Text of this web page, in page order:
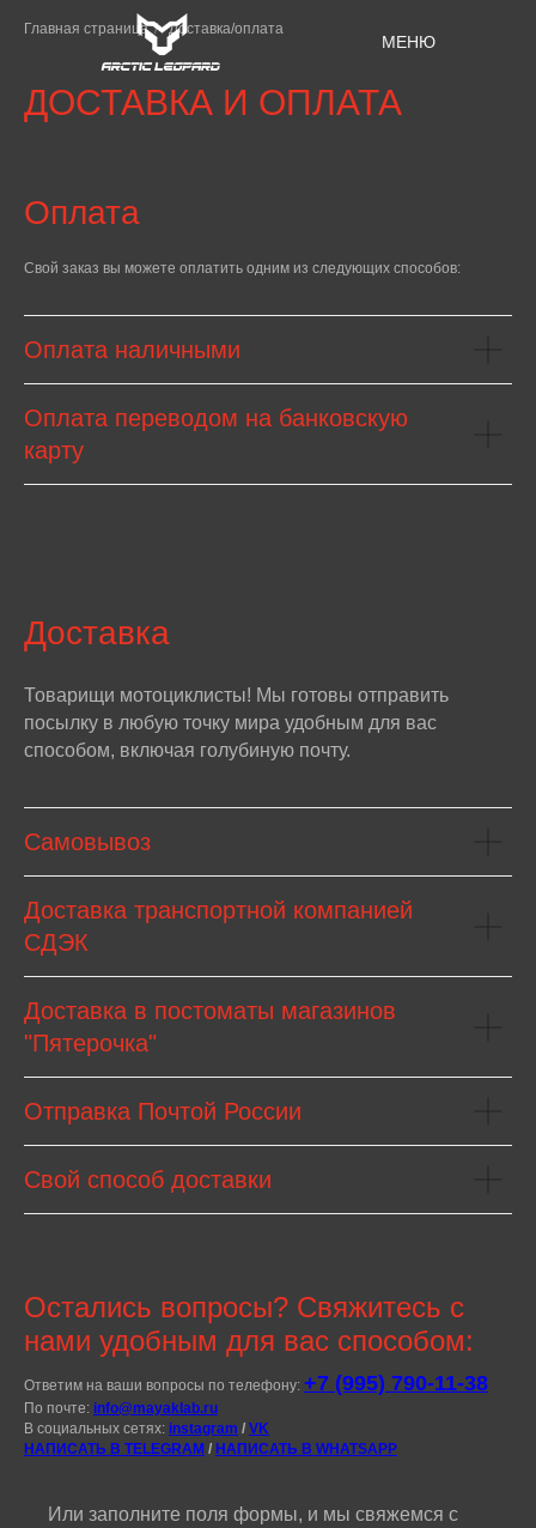
МЕНЮ
Главная страница / Доставка/оплата
ДОСТАВКА И ОПЛАТА
Оплата
Свой заказ вы можете оплатить одним из следующих способов:
Оплата наличными
Оплата переводом на банковскую
карту
Доставка
Товарищи мотоциклисты! Мы готовы отправить
посылку в любую точку мира удобным для вас
способом, включая голубиную почту.
Самовывоз
Доставка транспортной компанией
СДЭК
Доставка в постоматы магазинов
"Пятерочка"
Отправка Почтой России
Свой способ доставки
Остались вопросы? Свяжитесь с
нами удобным для вас способом:
Ответим на ваши вопросы по телефону: +7 (995) 790-11-38
По почте: info@mayaklab.ru
В социальных сетях: instagram / VK
НАПИСАТЬ В TELEGRAM / НАПИСАТЬ В WHATSAPP
Или заполните поля формы, и мы свяжемся с